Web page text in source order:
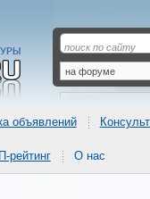
объявлений
рейтинг О нас